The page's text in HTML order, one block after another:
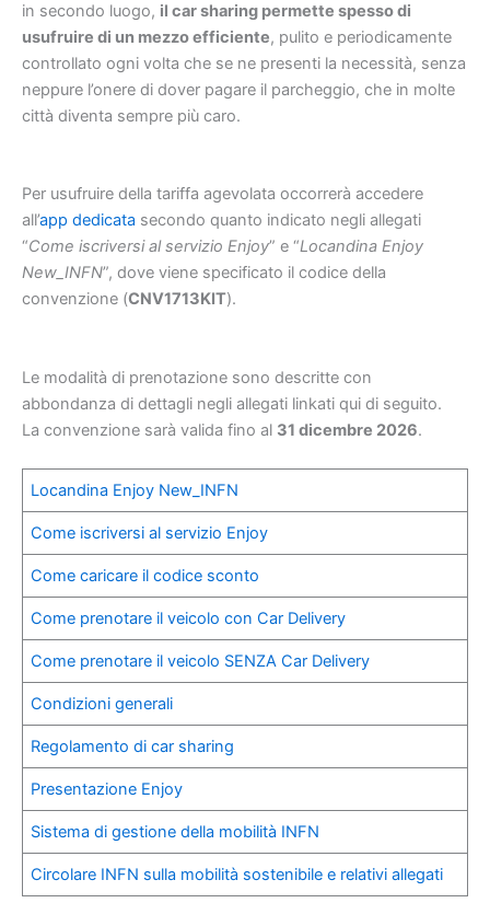
in secondo luogo, il car sharing permette spesso di
usufruire di un mezzo efficiente, pulito e periodicamente
controllato ogni volta che se ne presenti la necessità, senza
neppure l’onere di dover pagare il parcheggio, che in molte
città diventa sempre più caro.
Per usufruire della tariffa agevolata occorrerà accedere
all’app dedicata secondo quanto indicato negli allegati
“Come iscriversi al servizio Enjoy” e “Locandina Enjoy
New_INFN”, dove viene specificato il codice della
convenzione (CNV1713KIT).
Le modalità di prenotazione sono descritte con
abbondanza di dettagli negli allegati linkati qui di seguito.
La convenzione sarà valida fino al 31 dicembre 2026.
Locandina Enjoy New_INFN
Come iscriversi al servizio Enjoy
Come caricare il codice sconto
Come prenotare il veicolo con Car Delivery
Come prenotare il veicolo SENZA Car Delivery
Condizioni generali
Regolamento di car sharing
Presentazione Enjoy
Sistema di gestione della mobilità INFN
Circolare INFN sulla mobilità sostenibile e relativi allegati